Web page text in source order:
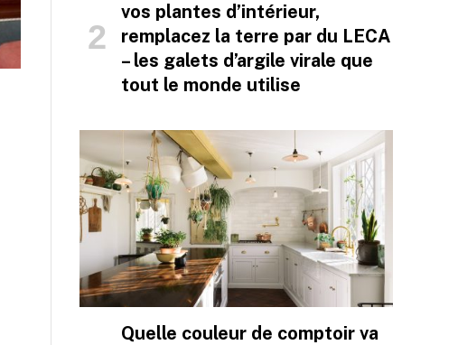
vos plantes d’intérieur,
remplacez la terre par du LECA
– les galets d’argile virale que
tout le monde utilise
Quelle couleur de comptoir va